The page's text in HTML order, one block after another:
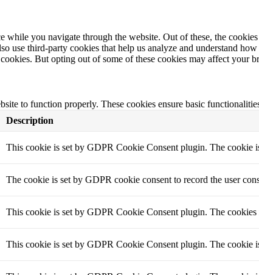
you navigate through the website. Out of these, the
use third-party cookies that help us analyze and understand
But opting out of some of these cookies may affect your
to function properly. These cookies ensure basic
Description
This cookie is set by GDPR Cookie Consent plugin. The cookie
The cookie is set by GDPR cookie consent to record the user
This cookie is set by GDPR Cookie Consent plugin. The
This cookie is set by GDPR Cookie Consent plugin. The cookie